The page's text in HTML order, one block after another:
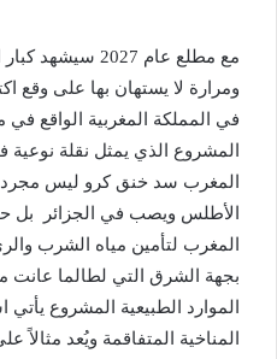
مع مطلع عام
ومرارة لا يستهان بها على وقع
في المملكة المغربية الواقع
المشروع الذي يمثل نقلة
المغرب سد خنق كرو ليس مجرد
الأطلس ويصب في الجزائر بل
المغرب لتأمين مياه الشرب
بجهة الشرق التي لطالما
الموارد الطبيعية المشروع
المناخية المتفاقمة ويُعد